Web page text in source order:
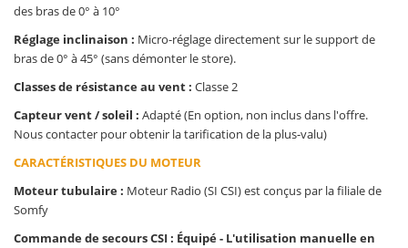
des bras de 0° à 10°
Réglage inclinaison : Micro-réglage directement sur le support de
bras de 0° à 45° (sans démonter le store).
Classes de résistance au vent : Classe 2
Capteur vent / soleil : Adapté (En option, non inclus dans l'offre.
Nous contacter pour obtenir la tarification de la plus-valu)
CARACTÉRISTIQUES DU MOTEUR
Moteur tubulaire : Moteur Radio (SI CSI) est conçus par la filiale de
Somfy
Commande de secours CSI : Équipé - L'utilisation manuelle en